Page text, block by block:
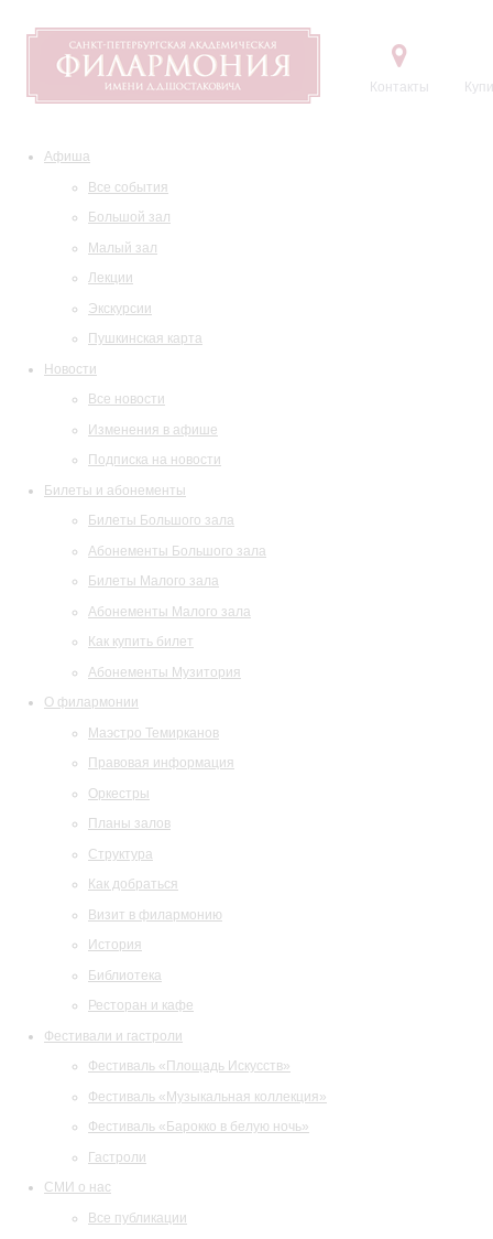
Контакты
Афиша
Все события
Большой зал
Малый зал
Лекции
Экскурсии
Пушкинская карта
Новости
Все новости
Изменения в афише
Подписка на новости
Билеты и абонементы
Билеты Большого зала
Абонементы Большого зала
Билеты Малого зала
Абонементы Малого зала
Как купить билет
Абонементы Музитория
О филармонии
Маэстро Темирканов
Правовая информация
Оркестры
Планы залов
Структура
Как добраться
Визит в филармонию
История
Библиотека
Ресторан и кафе
Фестивали и гастроли
Фестиваль «Площадь Искусств»
Фестиваль «Музыкальная коллекция»
Фестиваль «Барокко в белую ночь»
Гастроли
СМИ о нас
Все публикации